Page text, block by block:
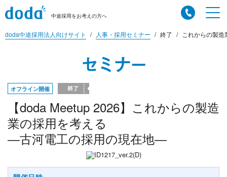
中途採用をお考えの方へ
doda中途採用法人向けサイト 人事・採用セミナー 終了 これからの製
セミナー
オフライン開催
【doda Meetup 2026】これからの製造
業の採用を考える
―古河電工の採用の現在地―